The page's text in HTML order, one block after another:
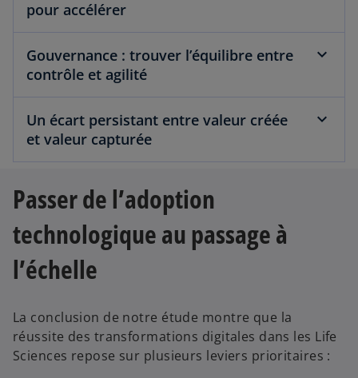
pour accélérer
Gouvernance : trouver l’équilibre entre
contrôle et agilité
Un écart persistant entre valeur créée
et valeur capturée
Passer de l’adoption
technologique au passage à
l’échelle
La conclusion de notre étude montre que la
réussite des transformations digitales dans les Life
Sciences repose sur plusieurs leviers prioritaires :